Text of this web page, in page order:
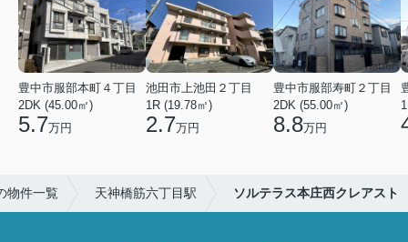
豊中市服部本町４丁目
2DK (45.00㎡)
5.7万円
池田市上池田２丁目
1R (19.78㎡)
2.7万円
豊中市服部寿町２丁目
2DK (55.00㎡)
8.8万円
物件一覧 天神橋筋六丁目駅 ソルテラス本庄西クレアスト